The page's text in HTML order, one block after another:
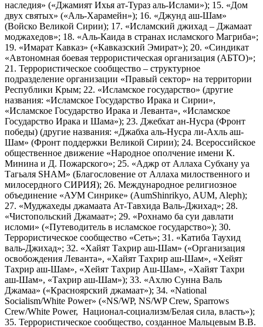
наследия» («Джамият Ихья ат-Тураз аль-Ислами»); 15. «Дом
двух святых» («Аль-Харамейн»); 16. «Джунд аш-Шам»
(Войско Великой Сирии); 17. «Исламский джихад – Джамаат
моджахедов»; 18. «Аль-Каида в странах исламского Магриба»;
19. «Имарат Кавказ» («Кавказский Эмират»); 20. «Синдикат
«Автономная боевая террористическая организация (АБТО)»;
21. Террористическое сообщество – структурное
подразделение организации «Правый сектор» на территории
Республики Крым; 22. «Исламское государство» (другие
названия: «Исламское Государство Ирака и Сирии»,
«Исламское Государство Ирака и Леванта», «Исламское
Государство Ирака и Шама»); 23. Джебхат ан-Нусра (Фронт
победы) (другие названия: «Джабха аль-Нусра ли-Ахль аш-
Шам» (Фронт поддержки Великой Сирии); 24. Всероссийское
общественное движение «Народное ополчение имени К.
Минина и Д. Пожарского»; 25. «Аджр от Аллаха Субхану уа
Тагьаля SHAM» (Благословение от Аллаха милоственного и
милосердного СИРИЯ); 26. Международное религиозное
объединение «АУМ Синрике» (AumShinrikyo, AUM, Aleph);
27. «Муджахеды джамаата Ат-Тавхида Валь-Джихад»; 28.
«Чистопольский Джамаат»; 29. «Рохнамо ба суи давлати
исломи» («Путеводитель в исламское государство»); 30.
Террористическое сообщество «Сеть»; 31. «Катиба Таухид
валь-Джихад»; 32. «Хайят Тахрир аш-Шам» («Организация
освобождения Леванта», «Хайят Тахрир аш-Шам», «Хейят
Тахрир аш-Шам», «Хейят Тахрир Аш-Шам», «Хайят Тахри
аш-Шам», «Тахрир аш-Шам»); 33. «Ахлю Сунна Валь
Джамаа» («Красноярский джамаат»); 34. «National
Socialism/White Power» («NS/WP, NS/WP Crew, Sparrows
Crew/White Power, Национал-социализм/Белая сила, власть»);
35. Террористическое сообщество, созданное Мальцевым В.В.